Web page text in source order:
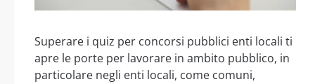
Superare i quiz per concorsi pubblici enti locali ti
apre le porte per lavorare in ambito pubblico, in
particolare negli enti locali, come comuni,